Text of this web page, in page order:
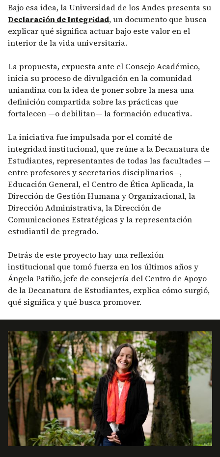
Bajo esa idea, la Universidad de los Andes presenta su
Declaración de Integridad, un documento que busca
explicar qué significa actuar bajo este valor en el
interior de la vida universitaria.
La propuesta, expuesta ante el Consejo Académico,
inicia su proceso de divulgación en la comunidad
uniandina con la idea de poner sobre la mesa una
definición compartida sobre las prácticas que
fortalecen —o debilitan— la formación educativa.
La iniciativa fue impulsada por el comité de
integridad institucional, que reúne a la Decanatura de
Estudiantes, representantes de todas las facultades —
entre profesores y secretarios disciplinarios—,
Educación General, el Centro de Ética Aplicada, la
Dirección de Gestión Humana y Organizacional, la
Dirección Administrativa, la Dirección de
Comunicaciones Estratégicas y la representación
estudiantil de pregrado.
Detrás de este proyecto hay una reflexión
institucional que tomó fuerza en los últimos años y
Ángela Patiño, jefe de consejería del Centro de Apoyo
de la Decanatura de Estudiantes, explica cómo surgió,
qué significa y qué busca promover.